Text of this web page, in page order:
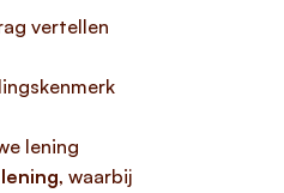
vertellen
lening
, waarbij